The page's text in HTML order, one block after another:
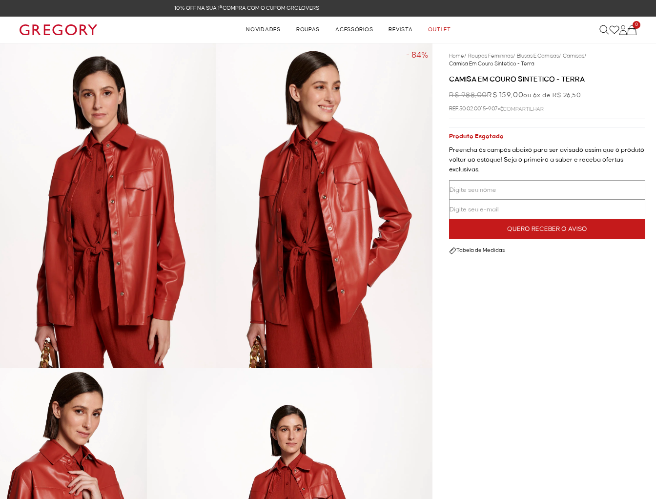
FRETE GRÁTIS NAS COMPRAS ACIMA DE R$ 899
NOVIDADES ROUPAS ACESSÓRIOS REVISTA OUTLET
0
- 84% Home/ Roupas Femininas/ Blusas E Camisas/ Camisas/
Camisa Em Couro Sintetico - Terra
CAMISA EM COURO SINTETICO - TERRA
R$ 988,00R$ 159,00ou 6x de R$ 26,50
REF.50.02.0015-907 COMPARTILHAR
Produto Esgotado
Preencha os campos abaixo para ser avisado assim que o produto
voltar ao estoque! Seja o primeiro a saber e receba ofertas
exclusivas.
QUERO RECEBER O AVISO
Tabela de Medidas